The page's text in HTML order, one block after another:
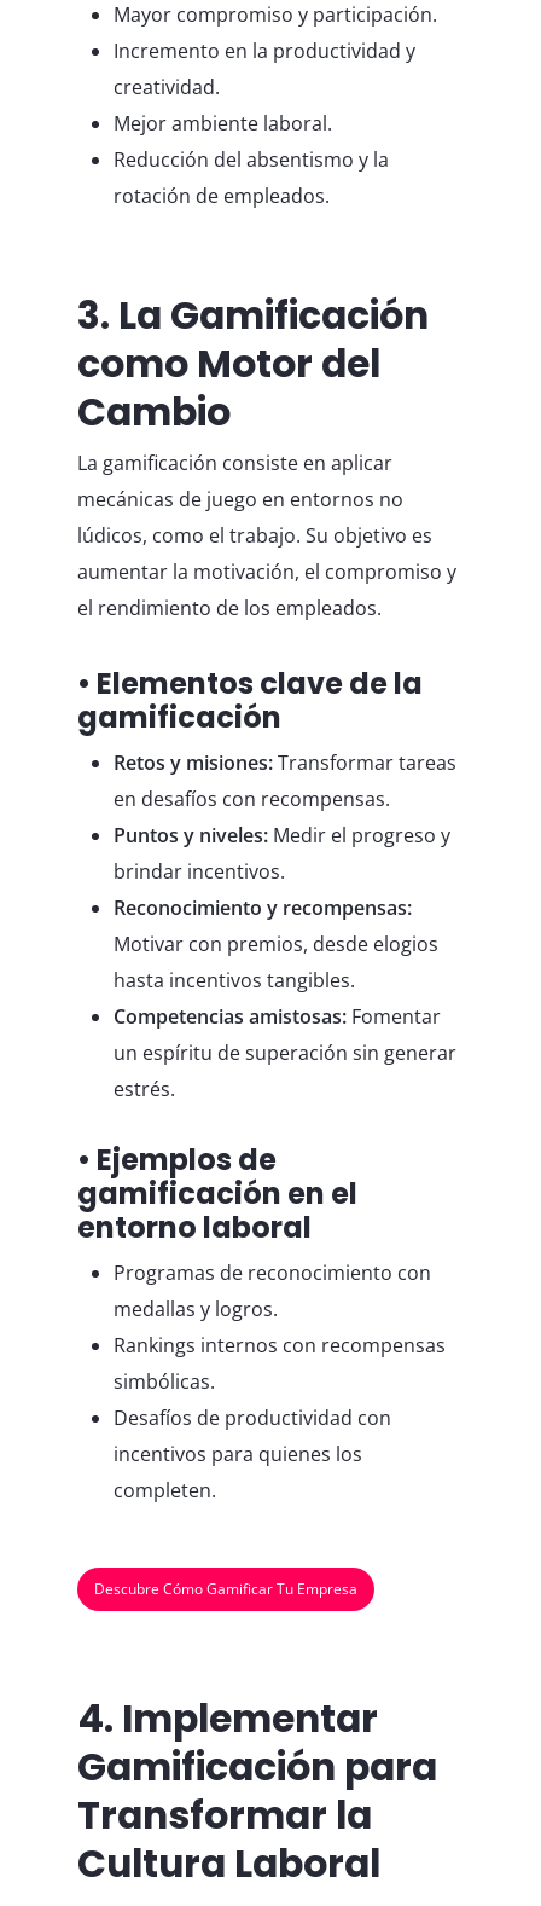
Mayor compromiso y participación.
Incremento en la productividad y
creatividad.
Mejor ambiente laboral.
Reducción del absentismo y la
rotación de empleados.
3. La Gamificación
como Motor del
Cambio
La gamificación consiste en aplicar
mecánicas de juego en entornos no
lúdicos, como el trabajo. Su objetivo es
aumentar la motivación, el compromiso y
el rendimiento de los empleados.
• Elementos clave de la
gamificación
Retos y misiones:Transformar tareas
en desafíos con recompensas.
Puntos y niveles: Medir el progreso y
brindar incentivos.
Reconocimiento y recompensas:
Motivar con premios, desde elogios
hasta incentivos tangibles.
Competencias amistosas: Fomentar
un espíritu de superación sin generar
estrés.
• Ejemplos de
gamificación en el
entorno laboral
Programas de reconocimiento con
medallas y logros.
Rankings internos con recompensas
simbólicas.
Desafíos de productividad con
incentivos para quienes los
completen.
Descubre Cómo Gamificar Tu Empresa
4. Implementar
Gamificación para
Transformar la
Cultura Laboral